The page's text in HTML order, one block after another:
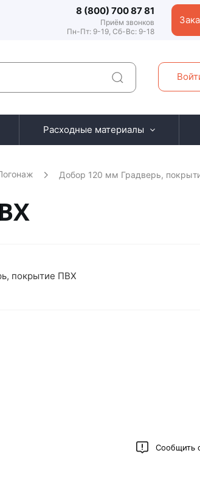
8 (800) 700 87 81
Приём звонков
Пн-Пт: 9-19, Сб-Вс: 9-18
Расходные материалы
Добор 120 мм Градверь,
покрытие ПВХ
Сообщить